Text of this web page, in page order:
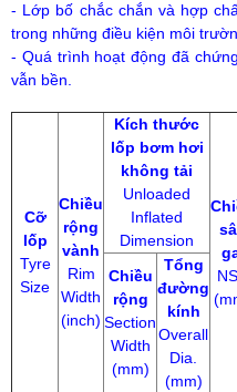
- Lớp bố chắc chắn và hợp
trong những điều kiện môi
- Quá trình hoạt động đã
vẫn bền.
Cỡ
lốp
Tyre
Size
Chiều
rộng
vành
Rim
Width
(inch)
Kích thước
lốp bơm hơi
không tải
Unloaded
Inflated
Dimension
Chiều
rộng
Section
Width
(mm)
Tổng
đường
kính
Overall
Dia.
(mm)